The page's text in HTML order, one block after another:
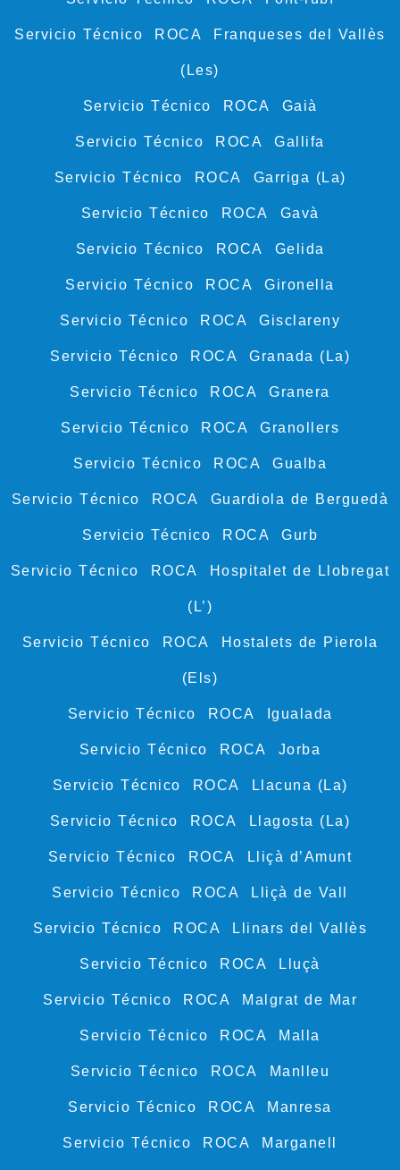
Servicio Técnico ROCA Franqueses del Vallès
(Les)
Servicio Técnico ROCA Gaià
Servicio Técnico ROCA Gallifa
Servicio Técnico ROCA Garriga (La)
Servicio Técnico ROCA Gavà
Servicio Técnico ROCA Gelida
Servicio Técnico ROCA Gironella
Servicio Técnico ROCA Gisclareny
Servicio Técnico ROCA Granada (La)
Servicio Técnico ROCA Granera
Servicio Técnico ROCA Granollers
Servicio Técnico ROCA Gualba
Servicio Técnico ROCA Guardiola de Berguedà
Servicio Técnico ROCA Gurb
Servicio Técnico ROCA Hospitalet de Llobregat
(L’)
Servicio Técnico ROCA Hostalets de Pierola
(Els)
Servicio Técnico ROCA Igualada
Servicio Técnico ROCA Jorba
Servicio Técnico ROCA Llacuna (La)
Servicio Técnico ROCA Llagosta (La)
Servicio Técnico ROCA Lliçà d’Amunt
Servicio Técnico ROCA Lliçà de Vall
Servicio Técnico ROCA Llinars del Vallès
Servicio Técnico ROCA Lluçà
Servicio Técnico ROCA Malgrat de Mar
Servicio Técnico ROCA Malla
Servicio Técnico ROCA Manlleu
Servicio Técnico ROCA Manresa
Servicio Técnico ROCA Marganell